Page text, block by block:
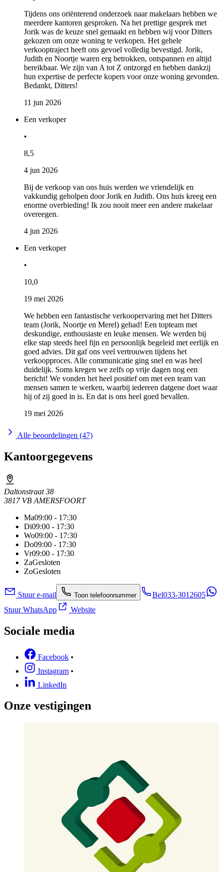
Tijdens ons oriënterend onderzoek naar makelaars hebben we
meerdere kantoren gesproken. Na het prettige gesprek met
Jorik was de keuze snel gemaakt en hebben wij voor Ditters
gekozen om onze woning te verkopen. Het gehele
verkooptraject heeft ons gevoel volledig bevestigd. Jorik,
Judith en Noortje waren erg betrokken, ontspannen en altijd
bereikbaar. We zijn van A tot Z ontzorgd en hebben dankzij
hun expertise de perfecte kopers voor onze woning gevonden.
Bedankt, Ditters!
11 jun 2026
Een verkoper
•
8,5
4 jun 2026
Bij de verkoop van ons huis werden we vriendelijk en
vakkundig geholpen door Jorik en Judith. Ons huis kreeg een
enorme overbieding! Ik zou nooit meer een andere makelaar
overeegen.
4 jun 2026
Een verkoper
•
10,0
19 mei 2026
We hebben een fantastische verkoopervaring met het Ditters
team (Jorik, Noortje en Merel) gehad! Een topteam met
deskundige, enthousiaste en leuke mensen. We werden bij
elke stap steeds heel fijn en persoonlijk begeleid met eerlijk en
goed advies. Dit gaf ons veel vertrouwen tijdens het
verkoopproces. Alle communicatie ging snel en was heel
duidelijk. Soms kregen we zelfs op vrije dagen nog een
bericht! We vonden het heel positief om met een team van
mensen samen te werken, waarbij iedereen datgene doet waar
hij of zij goed in is. En dat is ons heel goed bevallen.
19 mei 2026
Alle beoordelingen (47)
Kantoorgegevens
Daltonstraat 38
3817 VB AMERSFOORT
Ma09:00 - 17:30
Di09:00 - 17:30
Wo09:00 - 17:30
Do09:00 - 17:30
Vr09:00 - 17:30
ZaGesloten
ZoGesloten
Stuur e-mail Toon telefoonnummer Bel033-3012605
Stuur WhatsApp
Website
Sociale media
Facebook •
Instagram •
LinkedIn
Onze vestigingen